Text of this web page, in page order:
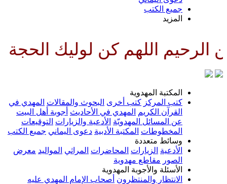
كن لوليك الحجة بن
المهدوية
كتب أخرى البحوث والمقالات المهدي في
المهدي في الأحاديث أجوبة أهل البيت
المسائل المهدويّة الأدعية والزيارات التوقيعات
المكتبة الأدبية دعوى اليماني جميع الكتب
متعددة
الزيارات المحاضرات المراثي المواليد معرض
مقاطع مهدوية
والأجوبة المهدوية
والمنتظرون أصحاب الإمام المهدي عليه